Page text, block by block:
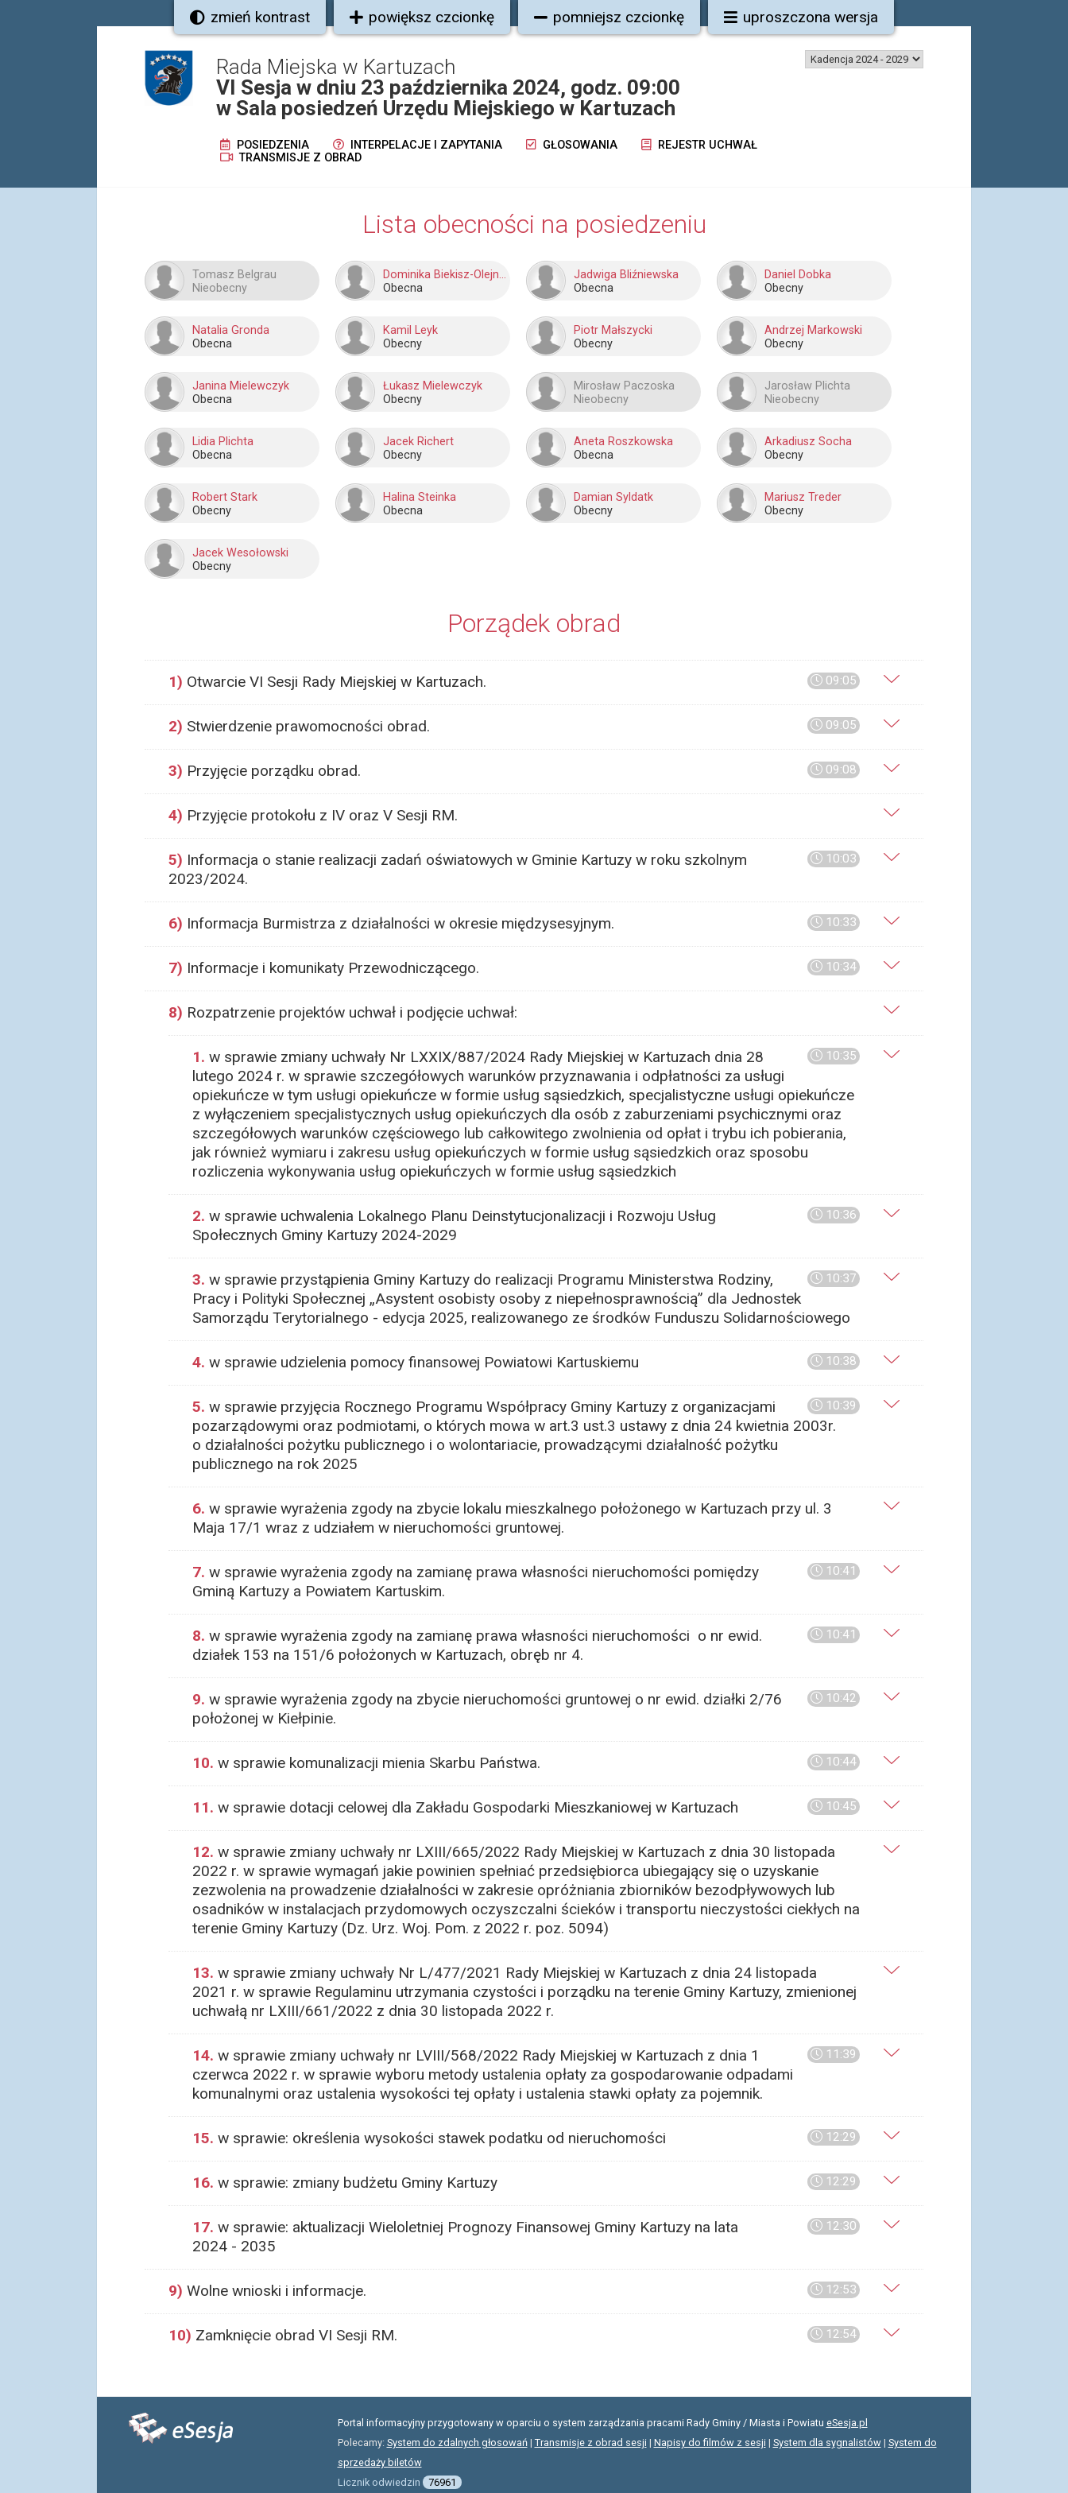
zmień kontrast powiększ czcionkę pomniejsz czcionkę uproszczona wersja
Rada Miejska w Kartuzach
VI Sesja w dniu 23 października 2024, godz. 09:00
w Sala posiedzeń Urzędu Miejskiego w Kartuzach
POSIEDZENIA INTERPELACJE I ZAPYTANIA GŁOSOWANIA
REJESTR UCHWAŁ
TRANSMISJE Z OBRAD
Lista obecności na posiedzeniu
Tomasz Belgrau
Nieobecny
Dominika Biekisz-Olejnik
Obecna
Jadwiga Bliźniewska
Obecna
Daniel Dobka
Obecny
Natalia Gronda
Obecna
Kamil Leyk
Obecny
Piotr Małszycki
Obecny
Andrzej Markowski
Obecny
Janina Mielewczyk
Obecna
Łukasz Mielewczyk
Obecny
Mirosław Paczoska
Nieobecny
Jarosław Plichta
Nieobecny
Lidia Plichta
Obecna
Jacek Richert
Obecny
Aneta Roszkowska
Obecna
Arkadiusz Socha
Obecny
Robert Stark
Obecny
Halina Steinka
Obecna
Damian Syldatk
Obecny
Mariusz Treder
Obecny
Jacek Wesołowski
Obecny
Porządek obrad
09:05
1) Otwarcie VI Sesji Rady Miejskiej w Kartuzach.
09:05
2) Stwierdzenie prawomocności obrad.
09:08
3) Przyjęcie porządku obrad.
4) Przyjęcie protokołu z IV oraz V Sesji RM.
10:03
5) Informacja o stanie realizacji zadań oświatowych w Gminie Kartuzy w roku szkolnym
2023/2024.
10:33
6) Informacja Burmistrza z działalności w okresie międzysesyjnym.
10:34
7) Informacje i komunikaty Przewodniczącego.
8) Rozpatrzenie projektów uchwał i podjęcie uchwał:
10:35
1. w sprawie zmiany uchwały Nr LXXIX/887/2024 Rady Miejskiej w Kartuzach dnia 28
lutego 2024 r. w sprawie szczegółowych warunków przyznawania i odpłatności za usługi
opiekuńcze w tym usługi opiekuńcze w formie usług sąsiedzkich, specjalistyczne usługi opiekuńcze
z wyłączeniem specjalistycznych usług opiekuńczych dla osób z zaburzeniami psychicznymi oraz
szczegółowych warunków częściowego lub całkowitego zwolnienia od opłat i trybu ich pobierania,
jak również wymiaru i zakresu usług opiekuńczych w formie usług sąsiedzkich oraz sposobu
rozliczenia wykonywania usług opiekuńczych w formie usług sąsiedzkich
10:36
2. w sprawie uchwalenia Lokalnego Planu Deinstytucjonalizacji i Rozwoju Usług
Społecznych Gminy Kartuzy 2024-2029
10:37
3. w sprawie przystąpienia Gminy Kartuzy do realizacji Programu Ministerstwa Rodziny,
Pracy i Polityki Społecznej „Asystent osobisty osoby z niepełnosprawnością” dla Jednostek
Samorządu Terytorialnego - edycja 2025, realizowanego ze środków Funduszu Solidarnościowego
10:38
4. w sprawie udzielenia pomocy finansowej Powiatowi Kartuskiemu
10:39
5. w sprawie przyjęcia Rocznego Programu Współpracy Gminy Kartuzy z organizacjami
pozarządowymi oraz podmiotami, o których mowa w art.3 ust.3 ustawy z dnia 24 kwietnia 2003r.
o działalności pożytku publicznego i o wolontariacie, prowadzącymi działalność pożytku
publicznego na rok 2025
6. w sprawie wyrażenia zgody na zbycie lokalu mieszkalnego położonego w Kartuzach przy ul. 3
Maja 17/1 wraz z udziałem w nieruchomości gruntowej.
10:41
7. w sprawie wyrażenia zgody na zamianę prawa własności nieruchomości pomiędzy
Gminą Kartuzy a Powiatem Kartuskim.
10:41
8. w sprawie wyrażenia zgody na zamianę prawa własności nieruchomości o nr ewid.
działek 153 na 151/6 położonych w Kartuzach, obręb nr 4.
10:42
9. w sprawie wyrażenia zgody na zbycie nieruchomości gruntowej o nr ewid. działki 2/76
położonej w Kiełpinie.
10:44
10. w sprawie komunalizacji mienia Skarbu Państwa.
10:45
11. w sprawie dotacji celowej dla Zakładu Gospodarki Mieszkaniowej w Kartuzach
12. w sprawie zmiany uchwały nr LXIII/665/2022 Rady Miejskiej w Kartuzach z dnia 30 listopada
2022 r. w sprawie wymagań jakie powinien spełniać przedsiębiorca ubiegający się o uzyskanie
zezwolenia na prowadzenie działalności w zakresie opróżniania zbiorników bezodpływowych lub
osadników w instalacjach przydomowych oczyszczalni ścieków i transportu nieczystości ciekłych na
terenie Gminy Kartuzy (Dz. Urz. Woj. Pom. z 2022 r. poz. 5094)
13. w sprawie zmiany uchwały Nr L/477/2021 Rady Miejskiej w Kartuzach z dnia 24 listopada
2021 r. w sprawie Regulaminu utrzymania czystości i porządku na terenie Gminy Kartuzy, zmienionej
uchwałą nr LXIII/661/2022 z dnia 30 listopada 2022 r.
11:39
14. w sprawie zmiany uchwały nr LVIII/568/2022 Rady Miejskiej w Kartuzach z dnia 1
czerwca 2022 r. w sprawie wyboru metody ustalenia opłaty za gospodarowanie odpadami
komunalnymi oraz ustalenia wysokości tej opłaty i ustalenia stawki opłaty za pojemnik.
12:29
15. w sprawie: określenia wysokości stawek podatku od nieruchomości
12:29
16. w sprawie: zmiany budżetu Gminy Kartuzy
12:30
17. w sprawie: aktualizacji Wieloletniej Prognozy Finansowej Gminy Kartuzy na lata
2024 - 2035
12:53
9) Wolne wnioski i informacje.
12:54
10) Zamknięcie obrad VI Sesji RM.
Portal informacyjny przygotowany w oparciu o system zarządzania pracami Rady Gminy / Miasta i Powiatu eSesja.pl
Polecamy: System do zdalnych głosowań| Transmisje z obrad sesji | Napisy do filmów z sesji | System dla sygnalistów| System do
sprzedaży biletów
Licznik odwiedzin
76961